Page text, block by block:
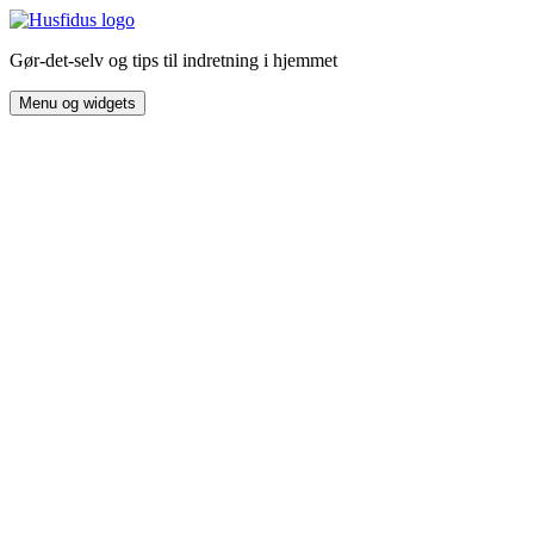
Hop
indhold
Gør-det-selv og tips til indretning i hjemmet
Menu og widgets